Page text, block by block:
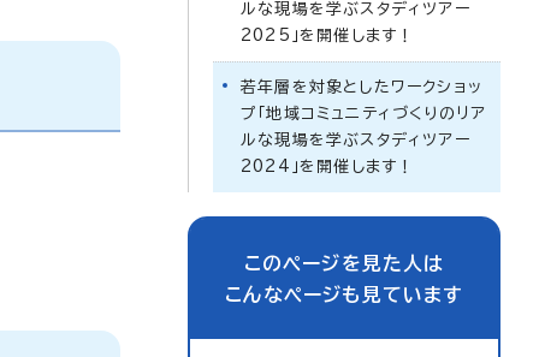
ルな現場を学ぶスタディツアー
2025」を開催します！
若年層を対象としたワークショッ
プ「地域コミュニティづくりのリア
ルな現場を学ぶスタディツアー
2024」を開催します！
このページを見た人は
こんなページも見ています